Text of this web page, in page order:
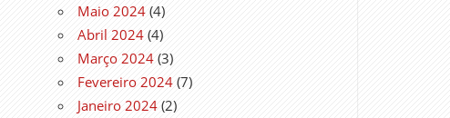
Maio 2024 (4)
Abril 2024 (4)
Março 2024 (3)
Fevereiro 2024 (7)
Janeiro 2024 (2)